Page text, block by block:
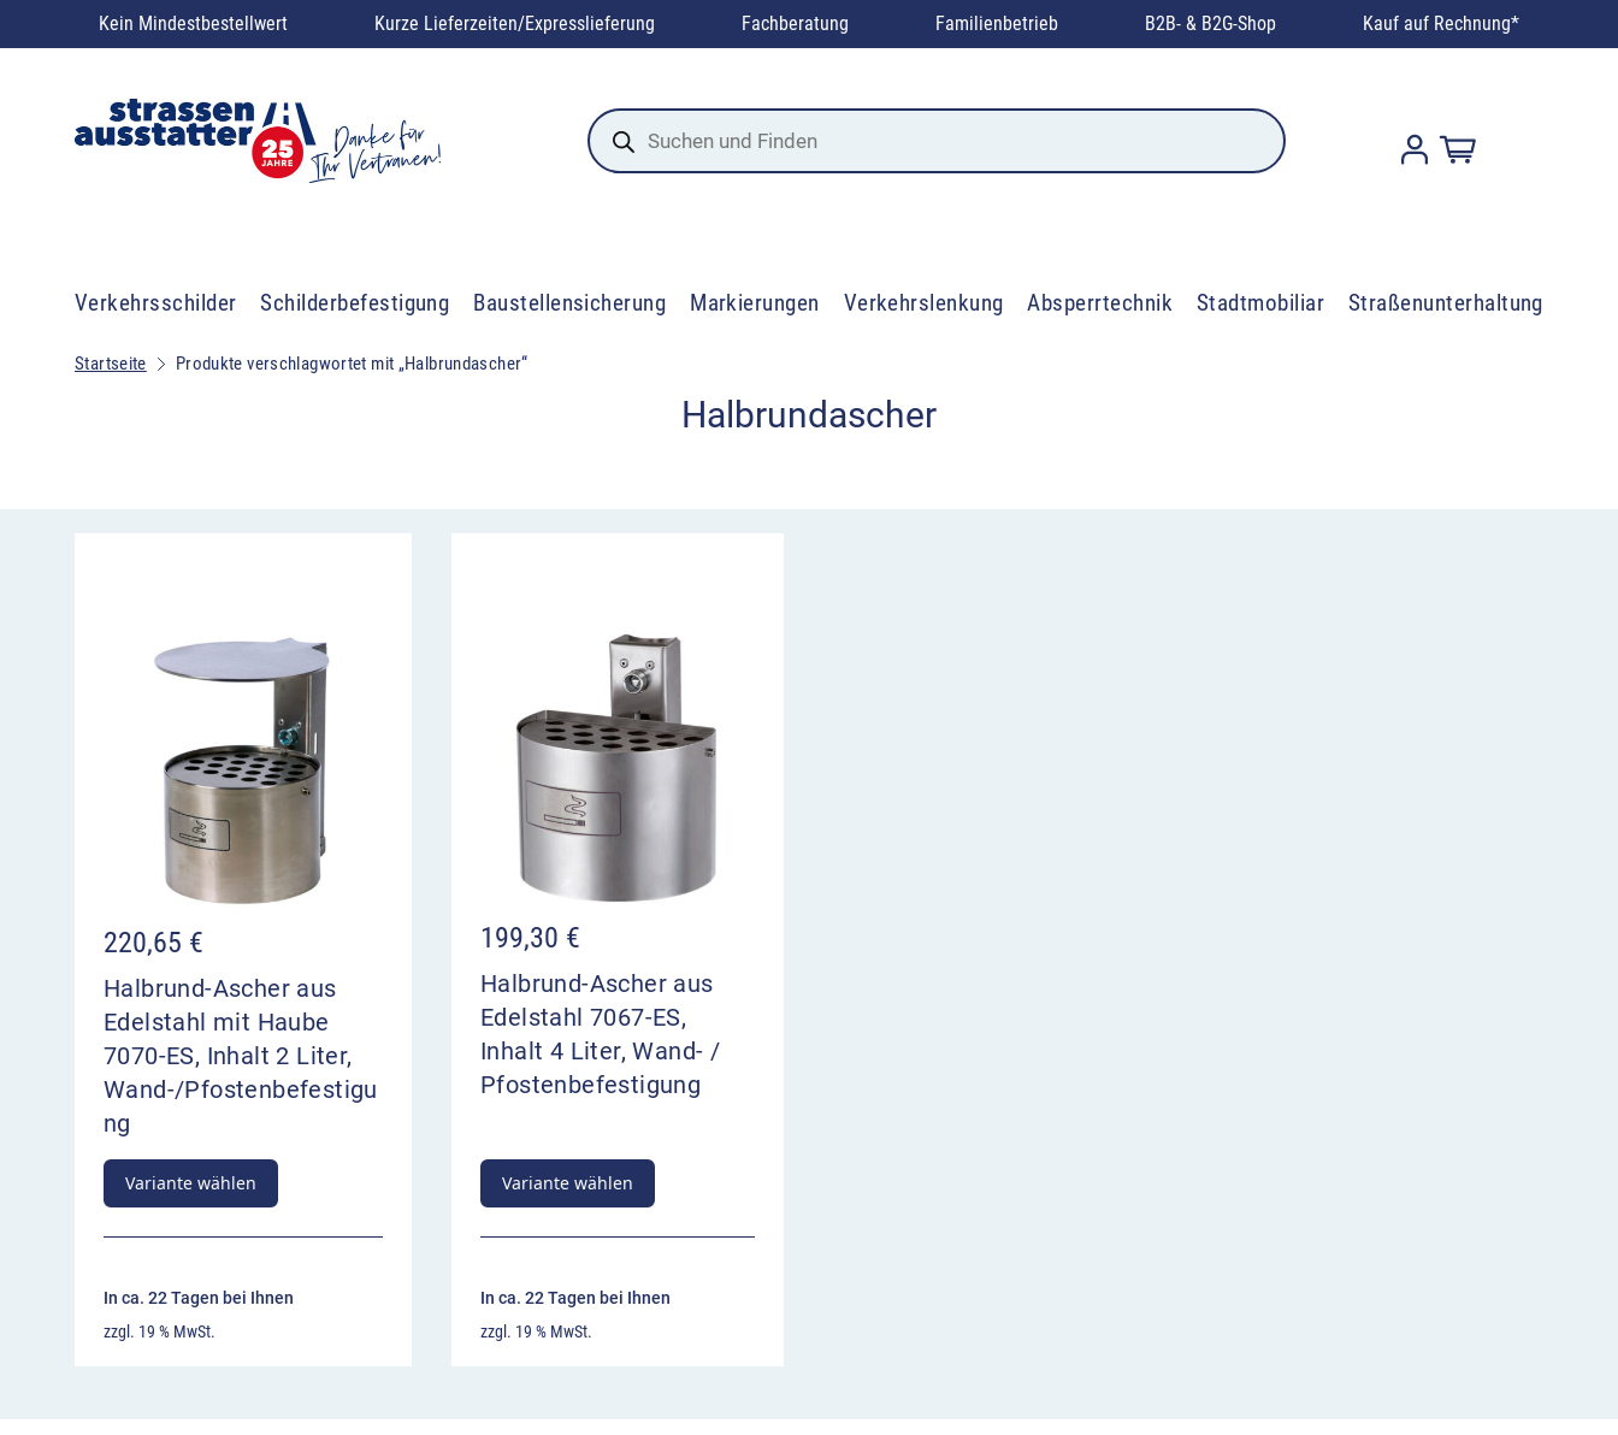
Kein Mindestbestellwert Kurze Lieferzeiten/Expresslieferung Fachberatung Familienbetrieb B2B- & B2G-Shop Kauf auf Rechnung*
Products
search
Verkehrsschilder Schilderbefestigung Baustellensicherung Markierungen Verkehrslenkung Absperrtechnik Stadtmobiliar Straßenunterhaltung
Startseite Produkte verschlagwortet mit „Halbrundascher“
Halbrundascher
220,65 €
Halbrund-Ascher aus
Edelstahl mit Haube
7070-ES, Inhalt 2 Liter,
Wand-/Pfostenbefestigu
ng
Variante wählen
In ca. 22 Tagen bei Ihnen
zzgl. 19 % MwSt.
199,30 €
Halbrund-Ascher aus
Edelstahl 7067-ES,
Inhalt 4 Liter, Wand- /
Pfostenbefestigung
Variante wählen
In ca. 22 Tagen bei Ihnen
zzgl. 19 % MwSt.